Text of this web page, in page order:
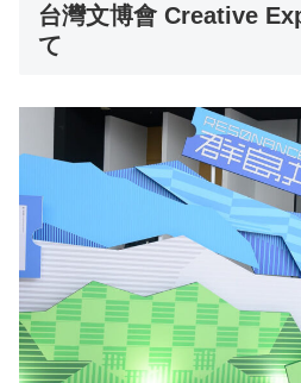
台灣文博會 Creative
て